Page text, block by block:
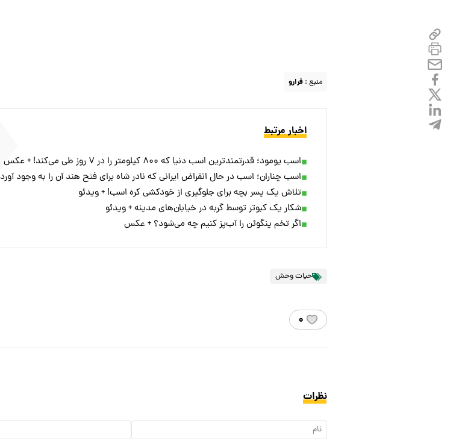
منبع : فرارو
اخبار مرتبط
اسب یومود؛ قدرتمندترین اسب دنیا که ۸۰۰ کیلومتر را در ۷ روز طی می‌کند! + عکس
اسب چناران؛ اسب در حال انقراض ایرانی که نادر شاه برای فتح هند آن را به وجود آورد
تلاش یک پسر بچه برای جلوگیری از خودکشی کره اسب! + ویدئو
شکار یک کبوتر توسط گربه در خیابان‌های مدینه + ویدئو
اگر تخم پنگوئن را آب‌پز کنیم چه می‌شود؟ + عکس
حیات وحش
۰
نظرات